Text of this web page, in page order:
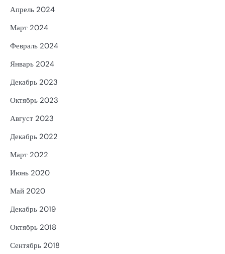
Апрель 2024
Март 2024
Февраль 2024
Январь 2024
Декабрь 2023
Октябрь 2023
Август 2023
Декабрь 2022
Март 2022
Июнь 2020
Май 2020
Декабрь 2019
Октябрь 2018
Сентябрь 2018